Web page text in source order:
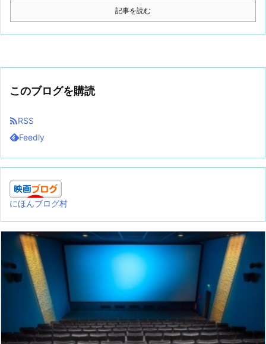
記事を読む
このブログを購読
RSS
Feedly
にほんブログ村